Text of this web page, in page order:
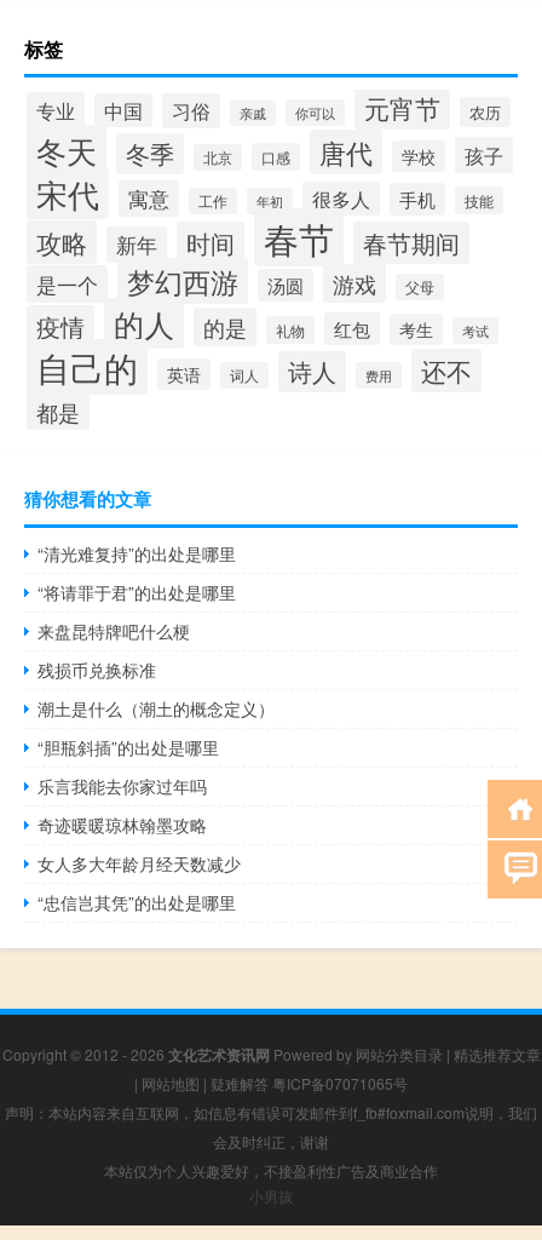
标签
专业 中国 习俗 亲戚 你可以 元宵节 农历
冬天 冬季 北京 口感 唐代 学校 孩子
宋代 寓意 工作 年初 很多人 手机 技能
攻略 新年 时间 春节 春节期间
是一个 梦幻西游 汤圆 游戏 父母
疫情 的人 的是 礼物 红包 考生 考试
自己的 英语 词人 诗人 费用 还不
都是
猜你想看的文章
“清光难复持”的出处是哪里
“将请罪于君”的出处是哪里
来盘昆特牌吧什么梗
残损币兑换标准
潮土是什么（潮土的概念定义）
“胆瓶斜插”的出处是哪里
乐言我能去你家过年吗
奇迹暖暖琼林翰墨攻略
女人多大年龄月经天数减少
“忠信岂其凭”的出处是哪里
Copyright © 2012 - 2026 文化艺术资讯网 Powered by 网站分类目录 | 精选推荐文章
| 网站地图 | 疑难解答 粤ICP备07071065号
声明：本站内容来自互联网，如信息有错误可发邮件到f_fb#foxmail.com说明，我们
会及时纠正，谢谢
本站仅为个人兴趣爱好，不接盈利性广告及商业合作
小男孩